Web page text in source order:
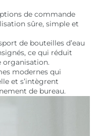
de commande
sûre, simple et
de bouteilles d’eau
ce qui réduit
organisation.
modernes qui
et s’intègrent
de bureau.